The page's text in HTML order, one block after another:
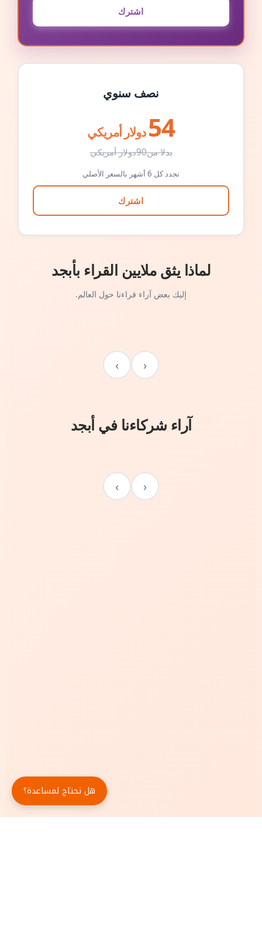
اشترك
نصف سنوي
54 دولار أمريكي
بدلا من90دولار أمريكي
تجدد كل 6 أشهر بالسعر الأصلي
اشترك
لماذا يثق ملايين القراء بأبجد
إليك بعض آراء قراءنا حول العالم.
‹
›
آراء شركاءنا في أبجد
‹
›
هل تحتاج لمساعدة؟